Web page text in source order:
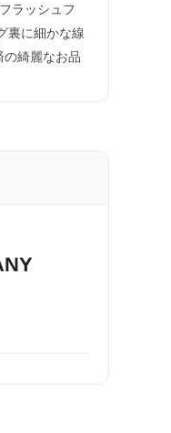
ラッシュフ
裏に細かな線
の綺麗なお品